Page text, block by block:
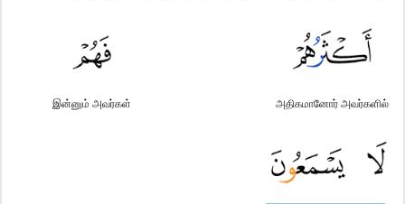
அதிகமானோர் அவர்களில்
இன்னும் அவர்கள்